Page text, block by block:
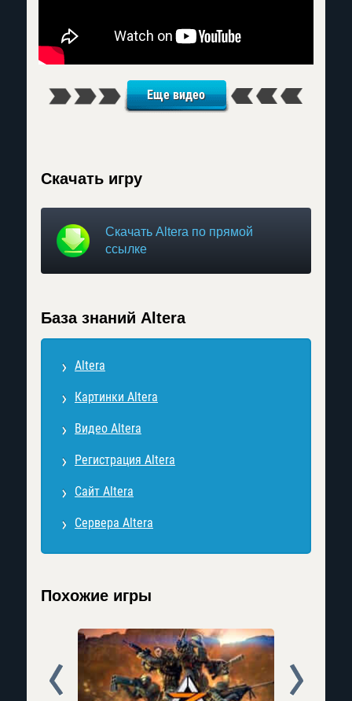
Еще видео
Скачать игру
Скачать Altera по прямой
ссылке
База знаний Altera
Altera
Картинки Altera
Видео Altera
Регистрация Altera
Сайт Altera
Сервера Altera
Похожие игры